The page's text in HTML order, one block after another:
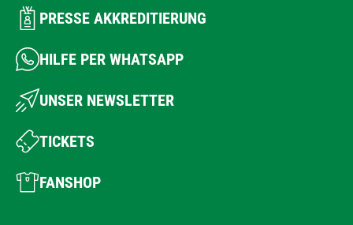
PRESSE AKKREDITIERUNG
HILFE PER WHATSAPP
UNSER NEWSLETTER
TICKETS
FANSHOP